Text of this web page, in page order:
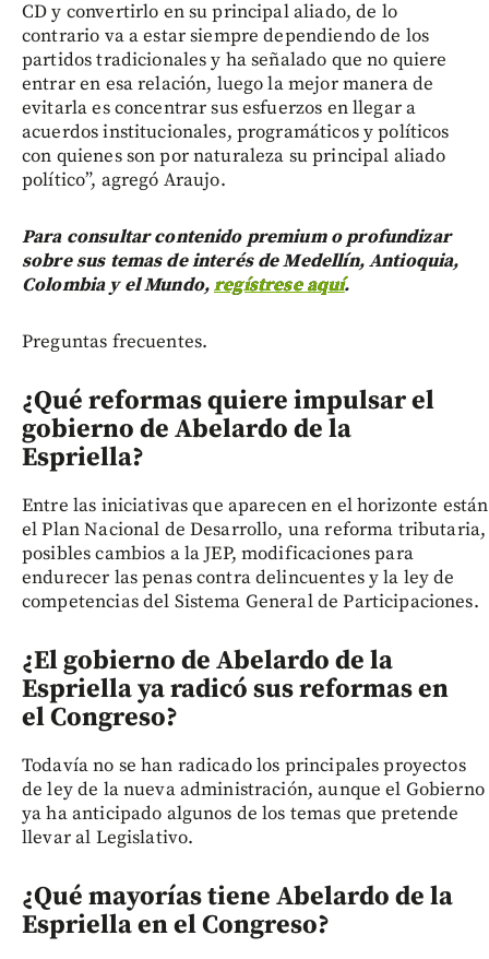
CD y convertirlo en su principal aliado, de lo
contrario va a estar siempre dependiendo de los
partidos tradicionales y ha señalado que no quiere
entrar en esa relación, luego la mejor manera de
evitarla es concentrar sus esfuerzos en llegar a
acuerdos institucionales, programáticos y políticos
con quienes son por naturaleza su principal aliado
político”, agregó Araujo.
Para consultar contenido premium o profundizar
sobre sus temas de interés de Medellín, Antioquia,
Colombia y el Mundo,regístrese aquí.
Preguntas frecuentes.
¿Qué reformas quiere impulsar el
gobierno de Abelardo de la
Espriella?
Entre las iniciativas que aparecen en el horizonte están
el Plan Nacional de Desarrollo, una reforma tributaria,
posibles cambios a la JEP, modificaciones para
endurecer las penas contra delincuentes y la ley de
competencias del Sistema General de Participaciones.
¿El gobierno de Abelardo de la
Espriella ya radicó sus reformas en
el Congreso?
Todavía no se han radicado los principales proyectos
de ley de la nueva administración, aunque el Gobierno
ya ha anticipado algunos de los temas que pretende
llevar al Legislativo.
¿Qué mayorías tiene Abelardo de la
Espriella en el Congreso?